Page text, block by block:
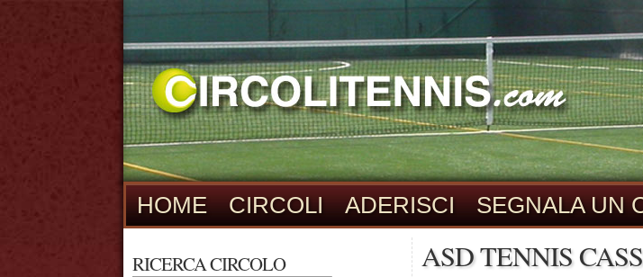
HOME CIRCOLI ADERISCI SEGNALA UN
RICERCA CIRCOLO ASD TENNIS